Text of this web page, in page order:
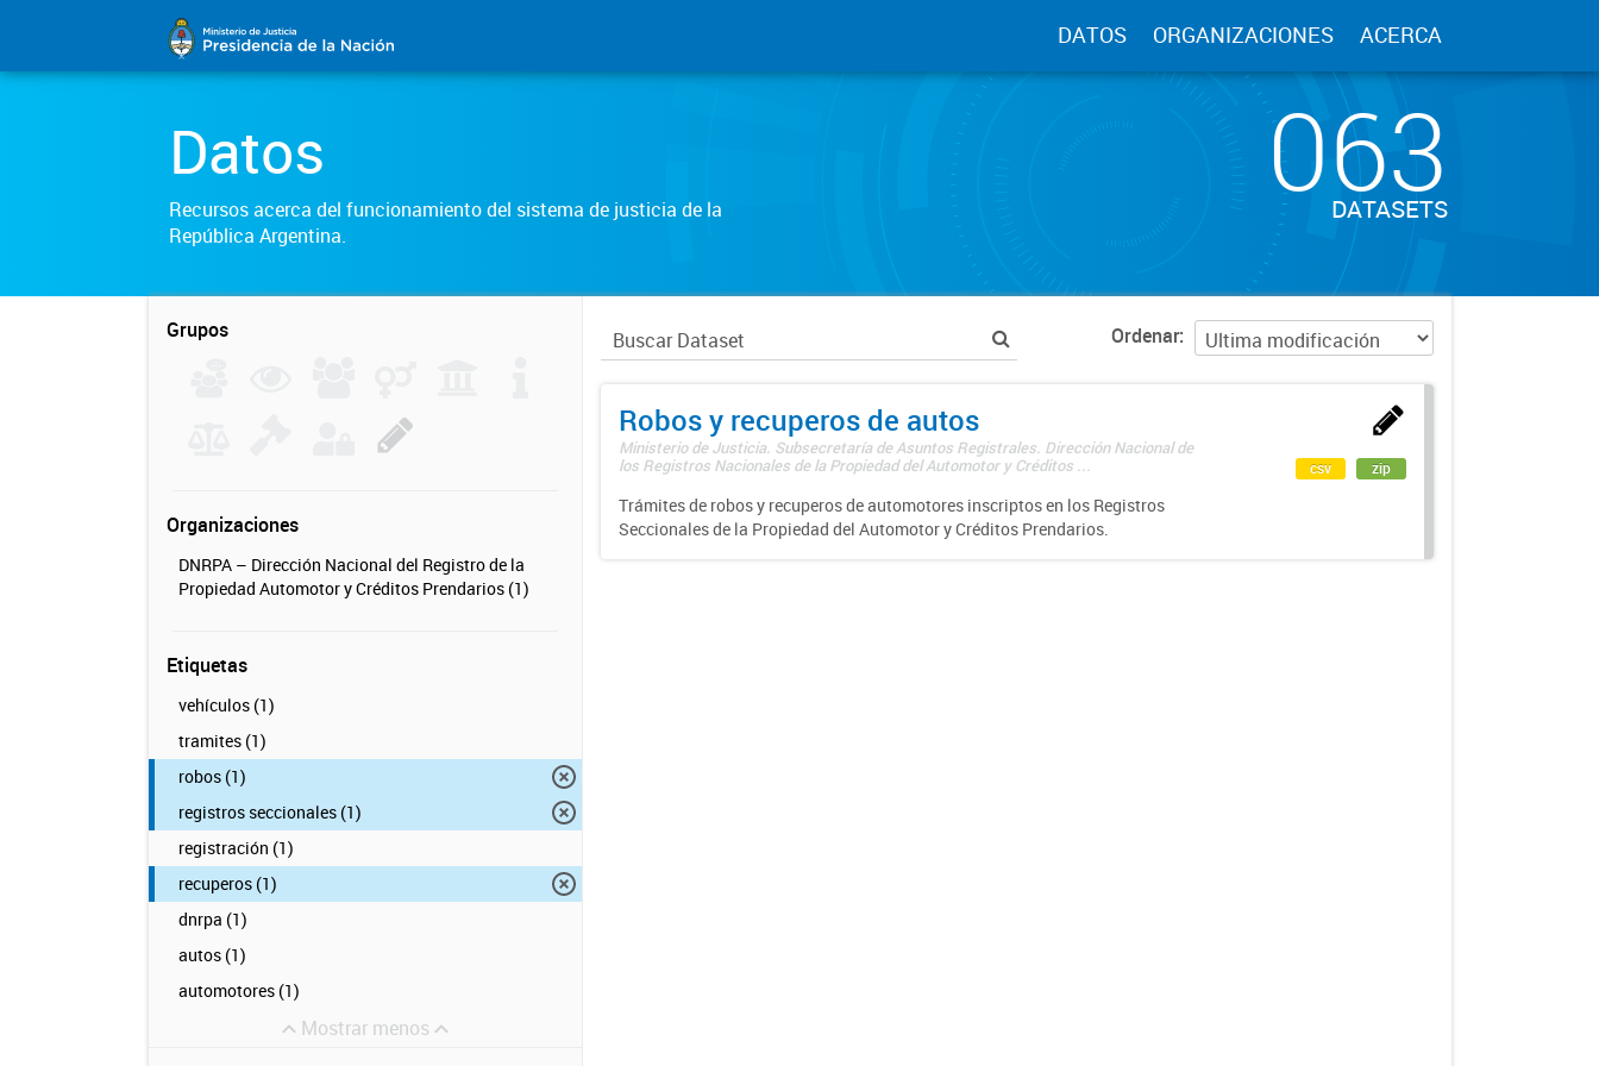
DATOS ORGANIZACIONES ACERCA
Datos
Recursos acerca del funcionamiento del sistema de justicia de la
República Argentina.
063
DATASETS
Grupos
Organizaciones
DNRPA – Dirección Nacional del Registro de la
Propiedad Automotor y Créditos Prendarios (1)
Etiquetas
vehículos (1)
tramites (1)
robos (1)
registros seccionales (1)
registración (1)
recuperos (1)
dnrpa (1)
autos (1)
automotores (1)
Mostrar menos
Ordenar
Robos y recuperos de autos
Ministerio de Justicia. Subsecretaría de Asuntos Registrales. Dirección Nacional de
los Registros Nacionales de la Propiedad del Automotor y Créditos ...
Trámites de robos y recuperos de automotores inscriptos en los Registros
Seccionales de la Propiedad del Automotor y Créditos Prendarios.
csv zip